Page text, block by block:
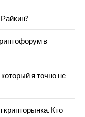
в
я точно не
крипторынка. Кто